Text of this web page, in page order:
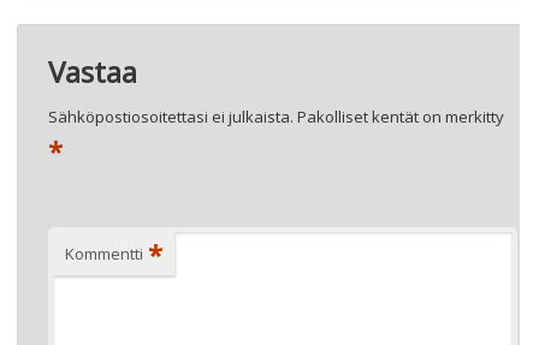
Vastaa
Sähköpostiosoitettasi ei julkaista. Pakolliset kentät on merkitty
*
Kommentti *